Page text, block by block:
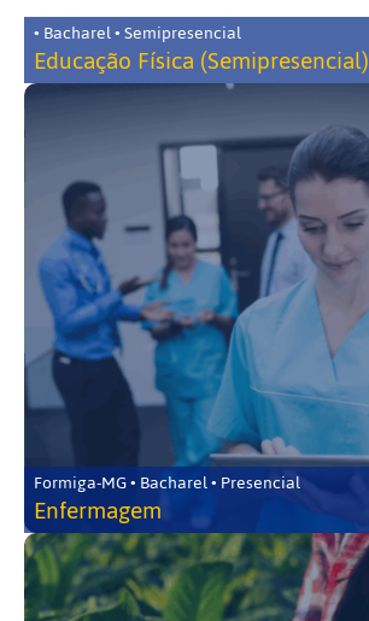
• Bacharel • Semipresencial
Educação Física (Semipresencial)
Formiga-MG • Bacharel • Presencial
Enfermagem